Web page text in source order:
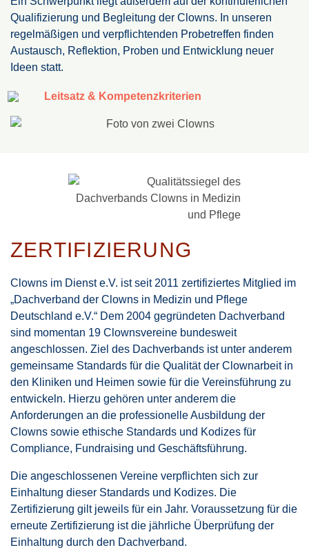
Qualifizierung und Begleitung der Clowns. In unseren
regelmäßigen und verpflichtenden Probetreffen finden
Austausch, Reflektion, Proben und Entwicklung neuer
Ideen statt.
Leitsatz & Kompetenzkriterien
ZERTIFIZIERUNG
Clowns im Dienst e.V. ist seit 2011 zertifiziertes Mitglied im
„Dachverband der Clowns in Medizin und Pflege
Deutschland e.V.“ Dem 2004 gegründeten Dachverband
sind momentan 19 Clownsvereine bundesweit
angeschlossen. Ziel des Dachverbands ist unter anderem
gemeinsame Standards für die Qualität der Clownarbeit in
den Kliniken und Heimen sowie für die Vereinsführung zu
entwickeln. Hierzu gehören unter anderem die
Anforderungen an die professionelle Ausbildung der
Clowns sowie ethische Standards und Kodizes für
Compliance, Fundraising und Geschäftsführung.
Die angeschlossenen Vereine verpflichten sich zur
Einhaltung dieser Standards und Kodizes. Die
Zertifizierung gilt jeweils für ein Jahr. Voraussetzung für die
erneute Zertifizierung ist die jährliche Überprüfung der
Einhaltung durch den Dachverband.